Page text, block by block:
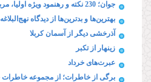
جوان؛ 230 نکته و رهنمود ویژه‌ اولیا، مربیان و مسئولان فرهنگی
بهترین‌ها و بدترین‌ها از دیدگاه نهج‌البلاغه
آذرخشی‌ دیگر‌ از‌ آسمان‌ کربلا
زینهار از تکبر
عبرت‌های خرداد
برگی از خاطرات؛ از مجموعه خاطرات